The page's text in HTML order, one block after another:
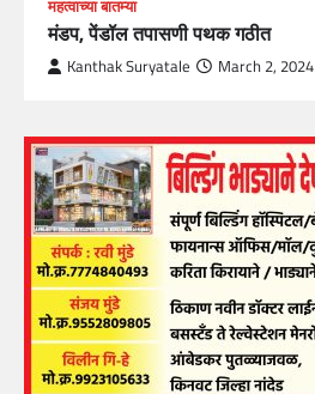
महत्वाच्या बातम्या
मंडप, पेंडॉल तपासणी पथक गठीत
Kanthak Suryatale March 2, 2024